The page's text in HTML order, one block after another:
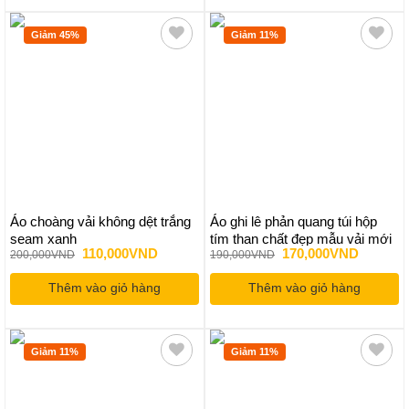
Giảm 45%
Áo choàng vải không dệt trắng
seam xanh
200,000VND
Giá
là:
200,000VND.
110,000VNDGiá
tại
là:
110,000VND.
Thêm vào giỏ hàng
Giảm 11%
Áo ghi lê phản quang túi hộp
tím than chất đẹp mẫu vải mới
loại 1
190,000VND
Giá
là:
190,000VND.
170,000VNDGiá
tại
là:
Thêm vào giỏ hàng
Giảm 11% Giảm 11%